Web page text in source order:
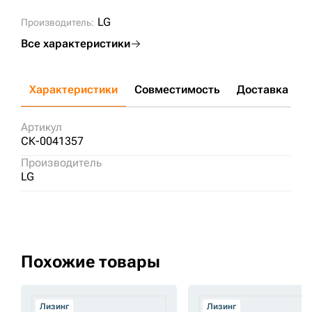
Производитель: LG
Все характеристики
Характеристики Совместимость Доставка и
Артикул
СК-0041357
Производитель
LG
Похожие товары
Лизинг Лизинг